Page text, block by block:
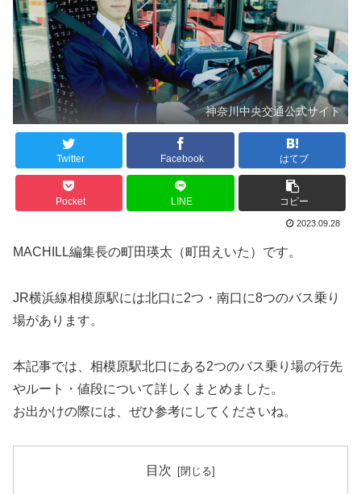
神奈川中央交通公式サイト
Twitter Facebook はてブ
Pocket LINE コピー
2023.09.28
MACHILL編集長の町田瑛太（町田えいた）です。
JR横浜線相模原駅には北口に2つ・南口に8つのバス乗り
場があります。
本記事では、相模原駅北口にある2つのバス乗り場の行先
やルート・値段について詳しくまとめました。
お出かけの際には、ぜひ参考にしてくださいね。
目次